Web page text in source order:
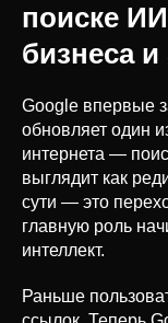
поиске
бизнеса и
Google впервые
обновляет один
интернета —
выглядит как
сути — это
главную роль
интеллект.
Раньше